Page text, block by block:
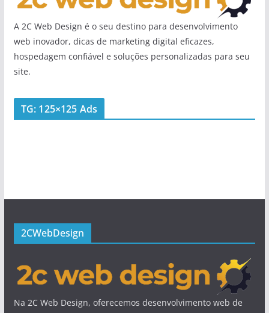
A 2C Web Design é o seu destino para desenvolvimento
web inovador, dicas de marketing digital eficazes,
hospedagem confiável e soluções personalizadas para seu
site.
TG: 125×125 Ads
2CWebDesign
Na 2C Web Design, oferecemos desenvolvimento web de